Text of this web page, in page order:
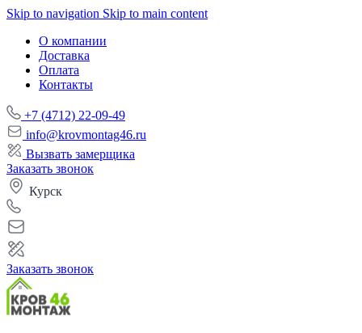
Skip to navigation Skip to main content
О компании
Доставка
Оплата
Контакты
+7 (4712) 22-09-49
info@krovmontag46.ru
Вызвать замерщика
Заказать звонок
Курск
Заказать звонок